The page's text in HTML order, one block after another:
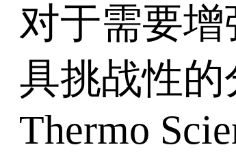
对于需要
具挑战性的
Thermo